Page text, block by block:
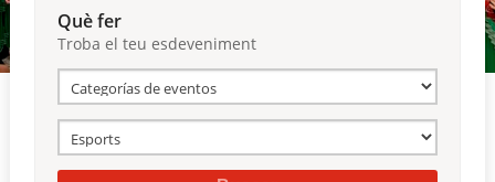
Reserves
Què fer
Troba el teu esdeveniment